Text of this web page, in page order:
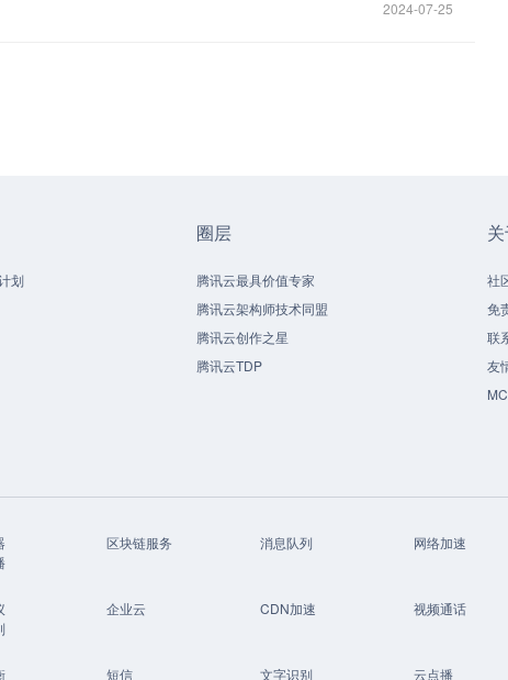
2024-07-25
划
圈层
腾讯云最具价值专家
腾讯云架构师技术同盟
腾讯云创作之星
腾讯云TDP
社
免
联
友
区块链服务 消息队列
网络加速
企业云 CDN加速
视频通话
短信 文字识别 云点播